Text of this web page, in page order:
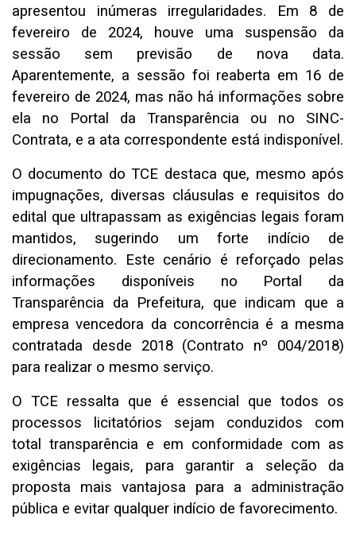
apresentou inúmeras irregularidades. Em 8 de
fevereiro de 2024, houve uma suspensão da
sessão sem previsão de nova data.
Aparentemente, a sessão foi reaberta em 16 de
fevereiro de 2024, mas não há informações sobre
ela no Portal da Transparência ou no SINC-
Contrata, e a ata correspondente está indisponível.
O documento do TCE destaca que, mesmo após
impugnações, diversas cláusulas e requisitos do
edital que ultrapassam as exigências legais foram
mantidos, sugerindo um forte indício de
direcionamento. Este cenário é reforçado pelas
informações disponíveis no Portal da
Transparência da Prefeitura, que indicam que a
empresa vencedora da concorrência é a mesma
contratada desde 2018 (Contrato nº 004/2018)
para realizar o mesmo serviço.
O TCE ressalta que é essencial que todos os
processos licitatórios sejam conduzidos com
total transparência e em conformidade com as
exigências legais, para garantir a seleção da
proposta mais vantajosa para a administração
pública e evitar qualquer indício de favorecimento.